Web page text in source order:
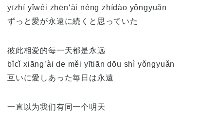
yīzhí yǐwéi zhēn‘ài néng zhídào yǒngyuǎn
ずっと愛が永遠に続くと思っていた
彼此相爱的每一天都是永远
bǐcǐ xiāng’ài de měi yītiān dōu shì yǒngyuǎn
互いに愛しあった毎日は永遠
一直以为我们有同一个明天